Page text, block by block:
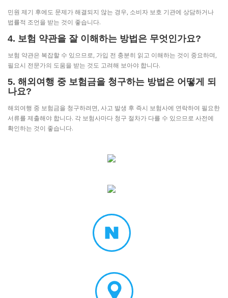
민원 제기 후에도 문제가 해결되지 않는 경우, 소비자 보호 기관에 상담하거나
법률적 조언을 받는 것이 좋습니다.
4. 보험 약관을 잘 이해하는 방법은 무엇인가요?
보험 약관은 복잡할 수 있으므로, 가입 전 충분히 읽고 이해하는 것이 중요하며,
필요시 전문가의 도움을 받는 것도 고려해 보아야 합니다.
5. 해외여행 중 보험금을 청구하는 방법은 어떻게 되
나요?
해외여행 중 보험금을 청구하려면, 사고 발생 후 즉시 보험사에 연락하여 필요한
서류를 제출해야 합니다. 각 보험사마다 청구 절차가 다를 수 있으므로 사전에
확인하는 것이 좋습니다.